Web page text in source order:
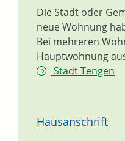
Die Stadt oder
neue Wohnung
Bei mehreren
Hauptwohnung
Stadt Tengen
Hausanschrift